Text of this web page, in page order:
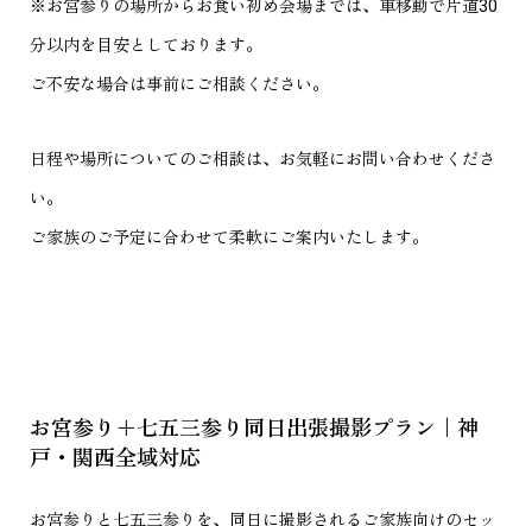
※お宮参りの場所からお食い初め会場までは、車移動で片道30
分以内を目安としております。
ご不安な場合は事前にご相談ください。
日程や場所についてのご相談は、お気軽にお問い合わせくださ
い。
ご家族のご予定に合わせて柔軟にご案内いたします。
お宮参り＋七五三参り同日出張撮影プラン｜神
戸・関西全域対応
お宮参りと七五三参りを、同日に撮影されるご家族向けのセッ